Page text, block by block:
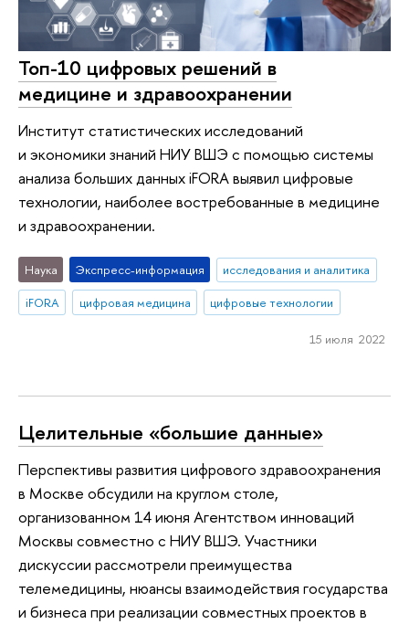
Топ-10 цифровых решений в
медицине и здравоохранении
Институт статистических исследований
и экономики знаний НИУ ВШЭ с помощью системы
анализа больших данных iFORA выявил цифровые
технологии, наиболее востребованные в медицине
и здравоохранении.
Наука Экспресс-информация
исследования и аналитика
iFORA
цифровая медицина цифровые технологии
15 июля 2022
Целительные «большие данные»
Перспективы развития цифрового здравоохранения
в Москве обсудили на круглом столе,
организованном 14 июня Агентством инноваций
Москвы совместно с НИУ ВШЭ. Участники
дискуссии рассмотрели преимущества
телемедицины, нюансы взаимодействия государства
и бизнеса при реализации совместных проектов в